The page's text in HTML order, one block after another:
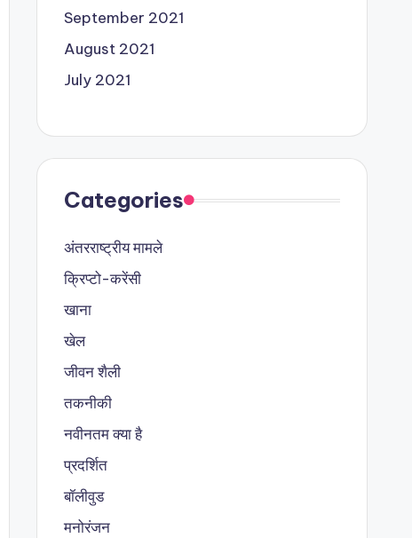
September 2021
August 2021
July 2021
Categories
अंतरराष्ट्रीय मामले
क्रिप्टो-करेंसी
खाना
खेल
जीवन शैली
तकनीकी
नवीनतम क्या है
प्रदर्शित
बॉलीवुड
मनोरंजन